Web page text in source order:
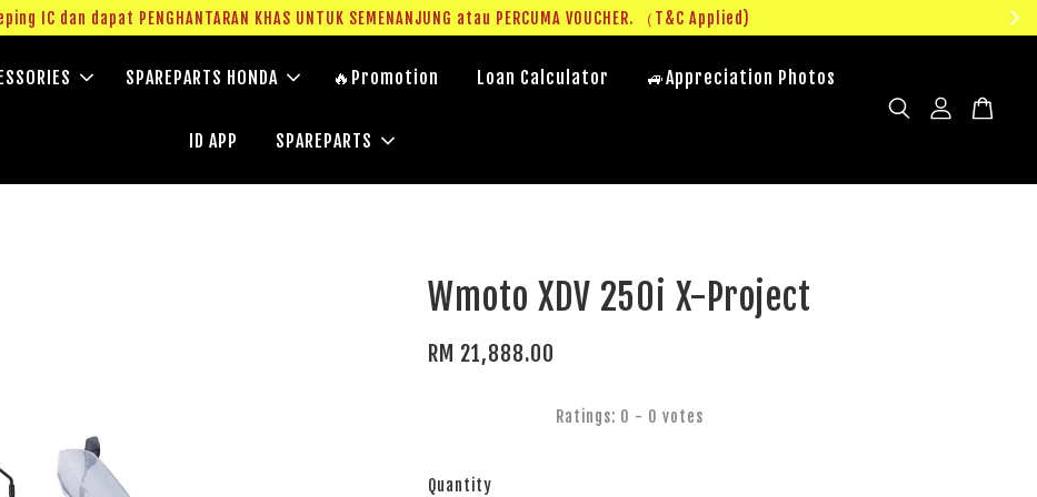
IC dan dapat PENGHANTARAN KHAS UNTUK SEMENANJUNG atau PERCUMA VOUCHER. （T&C Applied)
SPAREPARTS HONDA 🔥Promotion Loan Calculator 🚙Appreciation Photos
ID APP SPAREPARTS
Wmoto XDV 250i X-Project
RM 21,888.00
Ratings: 0 - 0 votes
Quantity